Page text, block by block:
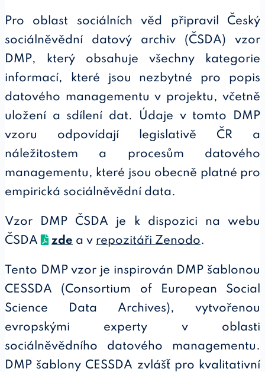
Pro oblast sociálních věd připravil Český
sociálněvědní datový archiv (ČSDA) vzor
DMP, který obsahuje všechny kategorie
informací, které jsou nezbytné pro popis
datového managementu v projektu, včetně
uložení a sdílení dat. Údaje v tomto DMP
vzoru odpovídají legislativě ČR a
náležitostem a procesům datového
managementu, které jsou obecně platné pro
empirická sociálněvědní data.
Vzor DMP ČSDA je k dispozici na webu
ČSDA
zde a v repozitáři Zenodo.
Tento DMP vzor je inspirován DMP šablonou
CESSDA (Consortium of European Social
Science Data Archives), vytvořenou
evropskými experty v oblasti
sociálněvědního datového managementu.
DMP šablony CESSDA zvlášť pro kvalitativní